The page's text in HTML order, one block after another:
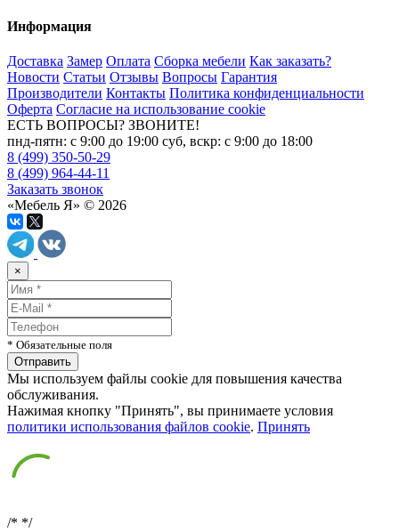
Информация
Доставка Замер Оплата Сборка мебели Как заказать?
Новости Статьи Отзывы Вопросы Гарантия
Производители Контакты Политика конфиденциальности
Оферта Согласие на использование cookie
ЕСТЬ ВОПРОСЫ? ЗВОНИТЕ!
пнд-пятн: с 9:00 до 19:00 суб, вскр: с 9:00 до 18:00
8 (499) 350-50-29
8 (499) 964-44-11
Заказать звонок
«Мебель Я» © 2026
×
* Обязательные поля
Мы используем файлы cookie для повышения качества
обслуживания.
Нажимая кнопку "Принять", вы принимаете условия
политики использования файлов cookie. Принять
/* */